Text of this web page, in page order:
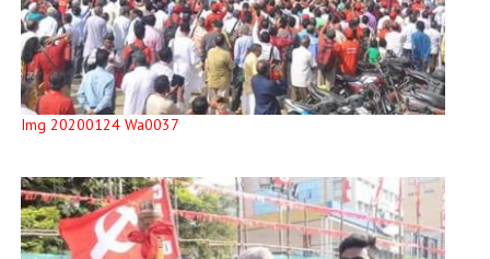
Img 20200124 Wa0037